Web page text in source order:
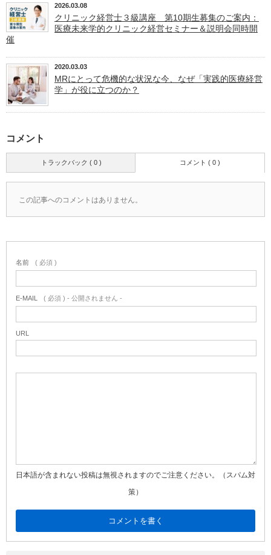
2026.03.08
クリニック経営士３級講座 第10期生募集のご案内：
医療未来学的クリニック経営セミナー＆説明会同時開
催
2020.03.03
MRにとって危機的な状況な今、なぜ「実践的医療経営
学」が役に立つのか？
コメント
トラックバック ( 0 ) コメント ( 0 )
この記事へのコメントはありません。
名前 ( 必須 )
E-MAIL ( 必須 ) - 公開されません -
URL
日本語が含まれない投稿は無視されますのでご注意ください。（スパム対
策）